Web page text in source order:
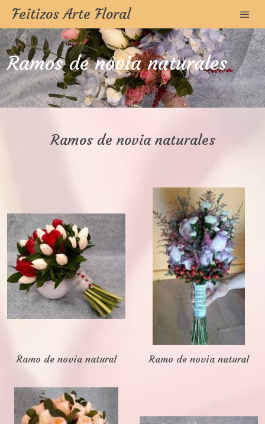
Feitizos Arte Floral
Ramos de novia naturales
Ramos de novia naturales
Ramo de novia natural Ramo de novia natural